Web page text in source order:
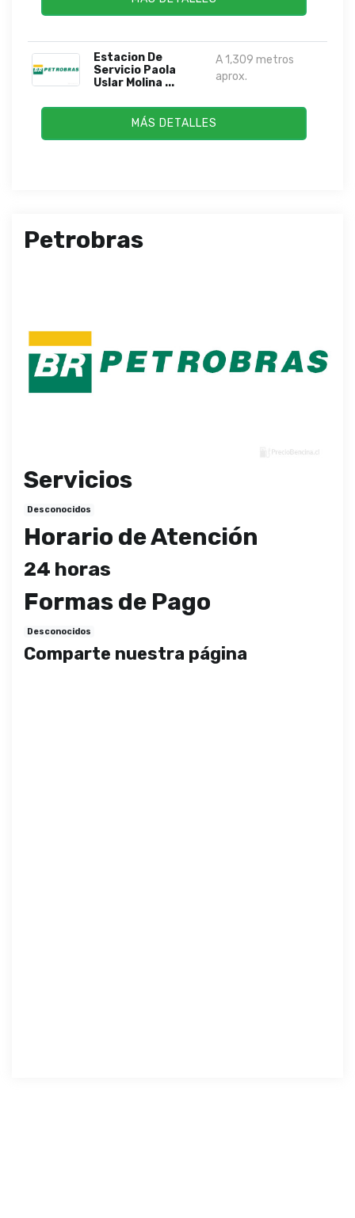
Estacion De
Servicio Paola
Uslar Molina ...
A 1,309 metros
aprox.
MÁS DETALLES
Petrobras
Servicios
Desconocidos
Horario de Atención
24 horas
Formas de Pago
Desconocidos
Comparte nuestra página